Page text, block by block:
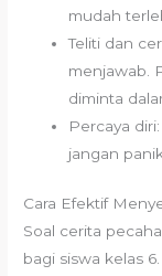
mudah
Teliti dan
menjawab.
diminta
Percaya
jangan
Cara Efektif
Soal cerita
bagi siswa kelas